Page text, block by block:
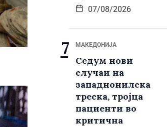
07/08/2026
МАКЕДОНИЈА
Седум нови
случаи на
западнонилска
треска, тројца
пациенти во
критична